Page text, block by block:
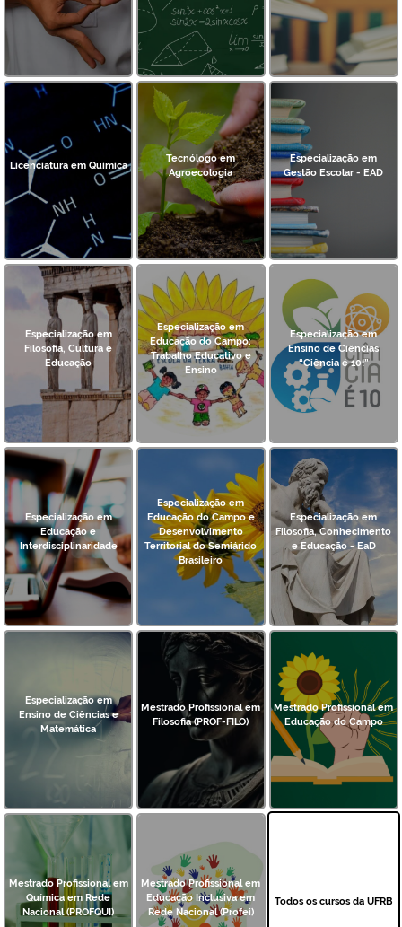
Licenciatura em Química
Tecnólogo em
Agroecologia
Especialização em
Gestão Escolar - EAD
Especialização em
Filosofia, Cultura e
Educação
Especialização em
Educação do Campo:
Trabalho Educativo e
Ensino
Especialização em
Ensino de Ciências
“Ciência é 10!”
Especialização em
Educação e
Interdisciplinaridade
Especialização em
Educação do Campo e
Desenvolvimento
Territorial do Semiárido
Brasileiro
Especialização em
Filosofia, Conhecimento
e Educação - EaD
Especialização em
Ensino de Ciências e
Matemática
Mestrado Profissional em
Filosofia (PROF-FILO)
Mestrado Profissional em
Educação do Campo
Mestrado Profissional em
Química em Rede
Nacional (PROFQUI)
Mestrado Profissional em
Educação Inclusiva em
Rede Nacional (Profei)
Todos os cursos da UFRB